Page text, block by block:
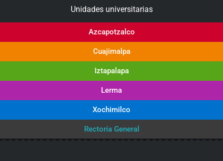
Unidades universitarias
Azcapotzalco
Cuajimalpa
Iztapalapa
Lerma
Xochimilco
Rectoría General